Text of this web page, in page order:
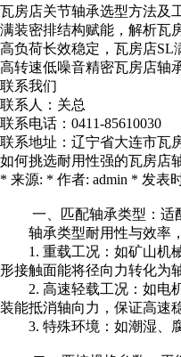
瓦房店关节轴承选型方法及
满装密排结构赋能，解析瓦
高负荷长效稳定，瓦房店SL
高转速低噪音精密瓦房店轴
联系我们
联系人：关总
联系电话：0411-85610030
联系地址：辽宁省大连市瓦
如何挑选耐用性强的瓦房店
* 来源: * 作者: admin * 发表
一、匹配轴承类型：适
轴承类型耐用性与效率
1. 重载工况：如矿山机
形接触面能将径向力转化为
2. 高速轻载工况：如电
装能抵消轴向力，保证高速
3. 特殊环境：如潮湿、